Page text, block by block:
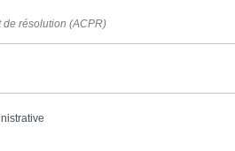
résolution (ACPR)